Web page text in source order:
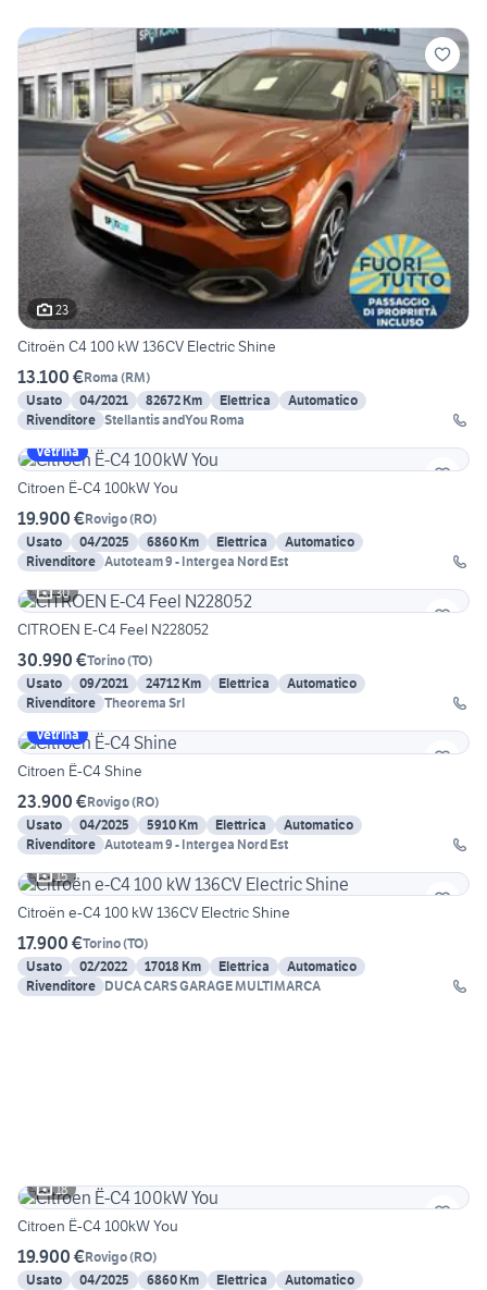
23
Citroën C4 100 kW 136CV Electric Shine
13.100 €Roma (RM)
Usato
04/2021 82672 Km Elettrica
Automatico
Rivenditore Stellantis andYou Roma
Vetrina
Citroen Ë-C4 100kW You
19.900 €Rovigo(RO)
Usato
04/2025 6860 Km Elettrica
Automatico
Rivenditore Autoteam 9 - Intergea Nord Est
30
CITROEN E-C4 Feel N228052
30.990 €Torino(TO)
Usato
09/2021 24712 Km Elettrica
Automatico
Rivenditore Theorema Srl
Vetrina
Citroen Ë-C4 Shine
23.900 €Rovigo(RO)
Usato
04/2025 5910 Km Elettrica
Automatico
Rivenditore Autoteam 9 - Intergea Nord Est
15
Citroën e-C4 100 kW 136CV Electric Shine
17.900 €Torino(TO)
Usato
02/2022 17018 Km Elettrica
Automatico
Rivenditore DUCA CARS GARAGE MULTIMARCA
18
Citroen Ë-C4 100kW You
19.900 €Rovigo(RO)
Usato
04/2025 6860 Km Elettrica
Automatico